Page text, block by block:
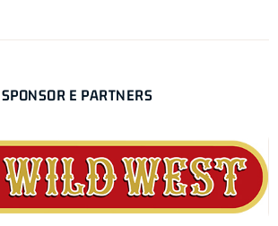
SPONSOR E PARTNERS